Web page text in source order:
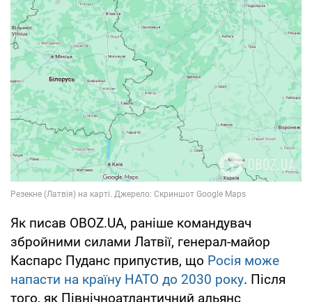
Як писав OBOZ.UA, раніше командувач
збройними силами Латвії, генерал-майор
Каспарс Пуданс припустив, що Росія може
напасти на країну НАТО до 2030 року. Після
того, як Північноатлантичний альянс